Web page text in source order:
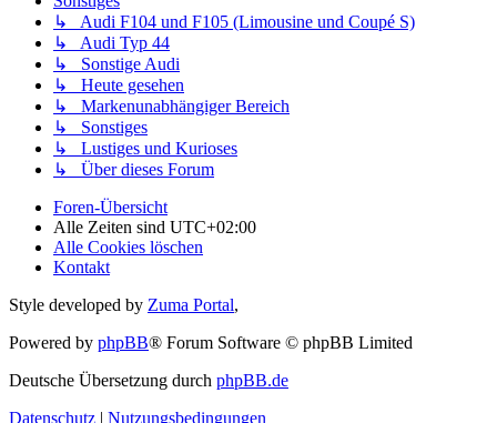
↳ Audi F104 und F105 (Limousine und Coupé S)
↳ Audi Typ 44
↳ Sonstige Audi
↳ Heute gesehen
↳ Markenunabhängiger Bereich
↳ Sonstiges
↳ Lustiges und Kurioses
↳ Über dieses Forum
Foren-Übersicht
Alle Zeiten sind UTC+02:00
Alle Cookies löschen
Kontakt
Style developed by Zuma Portal,
Powered by phpBB® Forum Software © phpBB Limited
Deutsche Übersetzung durch phpBB.de
Datenschutz | Nutzungsbedingungen